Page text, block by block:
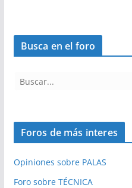
Busca en el foro
Foros de más interes
Opiniones sobre PALAS
Foro sobre TÉCNICA